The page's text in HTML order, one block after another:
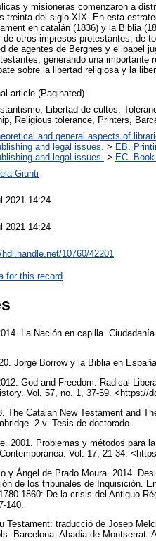
y misioneras comenzaron a
treinta del siglo XIX. En esta
en catalán (1836) y la Biblia
de otros impresos protestantes, de
de agentes de Bergnes y el papel
generando una
sobre la libertad religiosa y la
article (Paginated)
Libertad de cultos,
Religious tolerance, Printers,
and general aspects of
and legal issues.
> EB.
and legal issues.
> EC.
Giunti
2021 14:24
2021 14:24
10760/42201
for this record
La Nación en capilla.
Jorge Borrow y la Biblia en
God and Freedom: Radical
Vol. 57, no. 1, 37-59. <https://
The Catalan New Testament and
2 v. Tesis de doctorado.
2001. Problemas y métodos para
Vol. 17, 21-34.
y Ángel de Prado Moura. 2014.
de los tribunales de Inquisición.
1860: De la crisis del Antiguo
140.
Testament: traducció de Josep
Barcelona: Abadia de